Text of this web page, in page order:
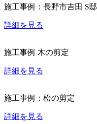
施工事例：長野市吉田 S邸
詳細を見る
施工事例 木の剪定
詳細を見る
施工事例：松の剪定
詳細を見る